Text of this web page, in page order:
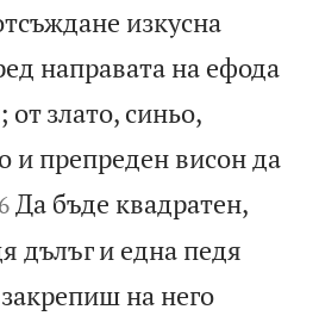
изкусна
направата на ефода
злато, синьо,
и препреден висон да
Да бъде квадратен,
дълъг и една педя
на него